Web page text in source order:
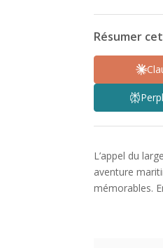
Résumer
L’appel du
aventure
mémorables.